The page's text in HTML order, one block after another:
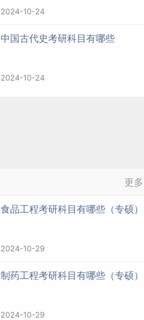
2024-10-24
中国古代史考研科目有哪些
2024-10-24
更多
食品工程考研科目有哪些（专硕）
2024-10-29
制药工程考研科目有哪些（专硕）
2024-10-29